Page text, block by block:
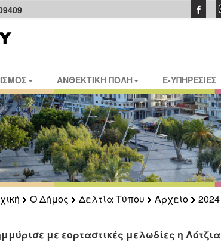
ΑΝΘΕΚΤΙΚΗ ΠΟΛΗ E-ΥΠΗΡΕΣΙΕΣ
Ο Δήμος Δελτία Τύπου Αρχείο
2024
με εορταστικές μελωδίες η Λότζια